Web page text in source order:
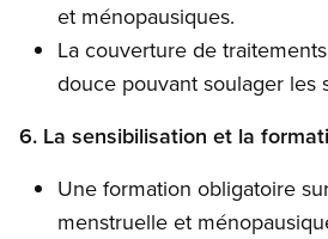
et ménopausiques.
La couverture de
douce pouvant soulager les
6. La sensibilisation et la
Une formation obligatoire
menstruelle et